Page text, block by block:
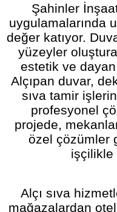
Şahinler
uygulamalarında
değer katıyor.
yüzeyler
estetik ve
Alçıpan duvar,
sıva tamir
profesyonel
projede,
özel çözümler
işçilikle
Alçı sıva
mağazalardan